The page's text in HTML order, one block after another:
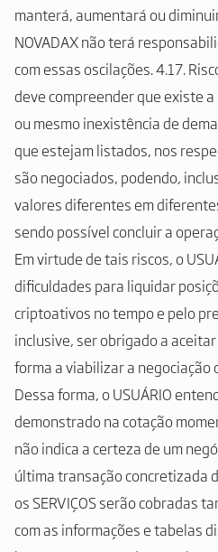
manterá, aumentará ou
NOVADAX não terá
com essas oscilações. 4.17.
deve compreender que existe
ou mesmo inexistência de
que estejam listados, nos
são negociados, podendo,
valores diferentes em
sendo possível concluir a
Em virtude de tais riscos, o
dificuldades para liquidar
criptoativos no tempo e pelo
inclusive, ser obrigado a
forma a viabilizar a
Dessa forma, o USUÁRIO
demonstrado na cotação
não indica a certeza de um
última transação concretizada
os SERVIÇOS serão cobradas
com as informações e tabelas